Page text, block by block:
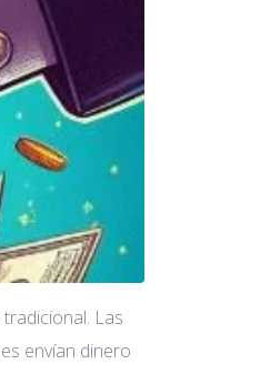
Las
envían dinero